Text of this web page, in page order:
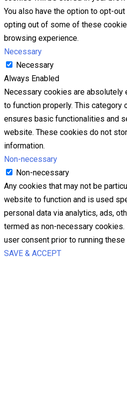
You also have the option to opt-
opting out of some of these
browsing experience.
Necessary
Necessary
Always Enabled
Necessary cookies are
to function properly. This category
ensures basic functionalities and
website. These cookies do not
information.
Non-necessary
Non-necessary
Any cookies that may not be
website to function and is used
personal data via analytics, ads,
termed as non-necessary
user consent prior to running
SAVE & ACCEPT